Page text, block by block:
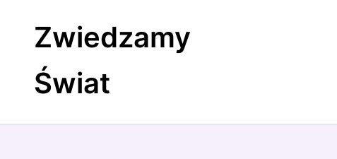
contentZwiedzamy
Świat